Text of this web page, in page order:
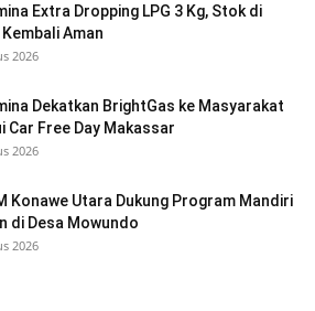
Extra Dropping LPG 3 Kg, Stok di
Aman
2026
Dekatkan BrightGas ke Masyarakat
Car Free Day Makassar
2026
Konawe Utara Dukung Program Mandiri
di Desa Mowundo
2026